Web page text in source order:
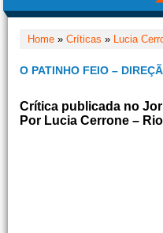
Home » Críticas » Lucia
O PATINHO FEIO –
Crítica publicada no
Por Lucia Cerrone –